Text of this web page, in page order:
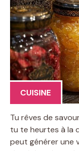
CUISINE
Tu rêves de
tu te heurtes à la
peut générer une